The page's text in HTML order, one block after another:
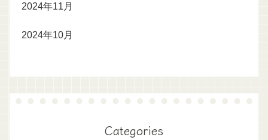
2024年11月
2024年10月
Categories